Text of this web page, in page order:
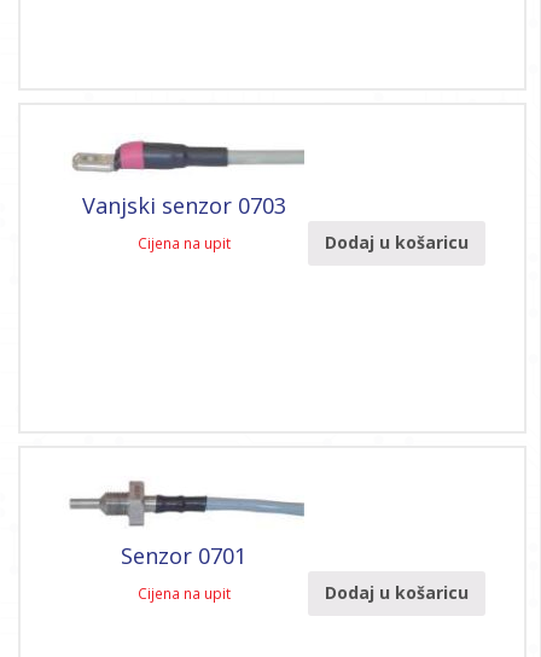
Vanjski senzor 0703
Cijena na upit Dodaj u košaricu
Senzor 0701
Cijena na upit Dodaj u košaricu